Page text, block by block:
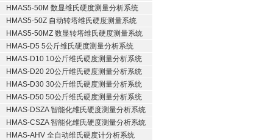
HMAS5-50M 数显维氏硬度测量分析系统
HMAS5-50Z 自动转塔维氏硬度测量系统
HMAS5-50MZ 数显转塔维氏硬度测量系统
HMAS-D5 5公斤维氏硬度测量分析系统
HMAS-D10 10公斤维氏硬度测量分析系统
HMAS-D20 20公斤维氏硬度测量分析系统
HMAS-D30 30公斤维氏硬度测量分析系统
HMAS-D50 50公斤维氏硬度测量分析系统
HMAS-DSZA 智能化维氏硬度测量分析系统
HMAS-CSZA 智能化维氏硬度测量分析系统
HMAS-AHV 全自动维氏硬度计分析系统